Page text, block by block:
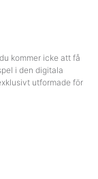
kommer icke att få
i den digitala
utformade för